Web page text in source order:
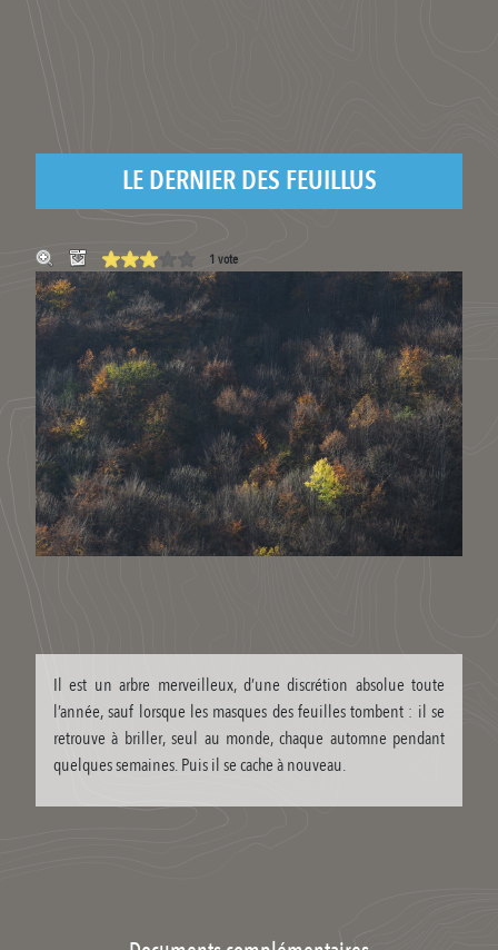
LE DERNIER DES FEUILLUS
1 vote
Il est un arbre merveilleux, d’une discrétion absolue toute
l’année, sauf lorsque les masques des feuilles tombent : il se
retrouve à briller, seul au monde, chaque automne pendant
quelques semaines. Puis il se cache à nouveau.